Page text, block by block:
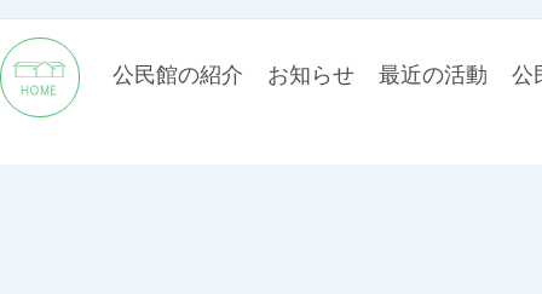
公民館の紹介 お知らせ 最近の活動 公